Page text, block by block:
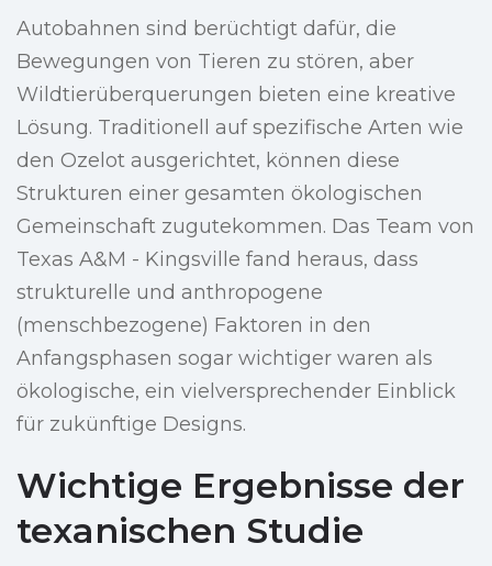
Autobahnen sind berüchtigt dafür, die
Bewegungen von Tieren zu stören, aber
Wildtierüberquerungen bieten eine kreative
Lösung. Traditionell auf spezifische Arten wie
den Ozelot ausgerichtet, können diese
Strukturen einer gesamten ökologischen
Gemeinschaft zugutekommen. Das Team von
Texas A&M - Kingsville fand heraus, dass
strukturelle und anthropogene
(menschbezogene) Faktoren in den
Anfangsphasen sogar wichtiger waren als
ökologische, ein vielversprechender Einblick
für zukünftige Designs.
Wichtige Ergebnisse der
texanischen Studie